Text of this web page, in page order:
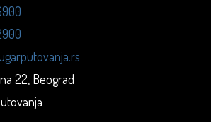
22, Beograd